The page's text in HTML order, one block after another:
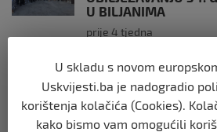
U BILJANIMA
prije 4 tjedna
USK
PLATE U JAVNOM
GRANICA IZMEĐU
JAVNOG LINČA
U skladu s novom
Uskvijesti.ba je nadogradio
korištenja kolačića (Cookies).
kako bismo vam omogućili